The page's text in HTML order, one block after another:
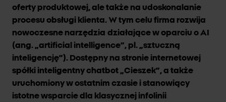
oferty produktowej, ale także na udoskonalanie
procesu obsługi klienta. W tym celu firma rozwija
nowoczesne narzędzia działające w oparciu o AI
(ang. „artificial intelligence”, pl. „sztuczną
inteligencję”). Dostępny na stronie internetowej
spółki inteligentny chatbot „Cieszek”, a także
uruchomiony w ostatnim czasie i stanowiący
istotne wsparcie dla klasycznej infolinii